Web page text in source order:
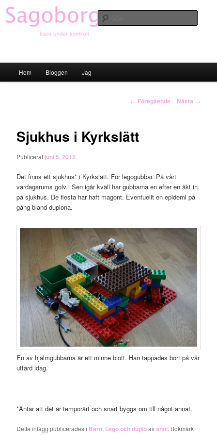
Hoppa
till
primärt
Hem Bloggen Jag
Inläggsnavigering
← Föregående Nästa →
Sjukhus i Kyrkslätt
Publicerat juni 5, 2012
Det finns ett sjukhus* i Kyrkslätt. För legogubbar. På vårt
vardagsrums golv. Sen igår kväll har gubbarna en efter en åkt in
på sjukhus. De flesta har haft magont. Eventuellt en epidemi på
gång bland duplona.
En av hjälmgubbarna är ett minne blott. Han tappades bort på vår
utfärd idag.
*Antar att det är temporärt och snart byggs om till något annat.
Detta inlägg publicerades i Barn, Lego och duploavanni. Bokmärk